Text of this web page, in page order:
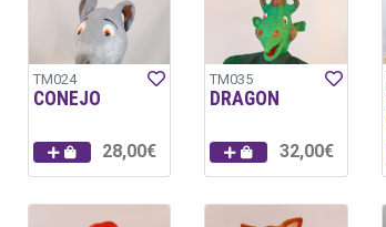
TM024
CONEJO
28,00€
TM035
DRAGON
32,00€